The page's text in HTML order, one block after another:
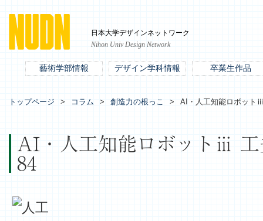
日本大学デザインネットワーク
Nihon Univ Design Network
藝術学部情報 デザイン学科情報 卒業生作品
トップページ コラム 創造力の根っこ AI・人工知能ロボット
AI・人工知能ロボットⅲ 工
84